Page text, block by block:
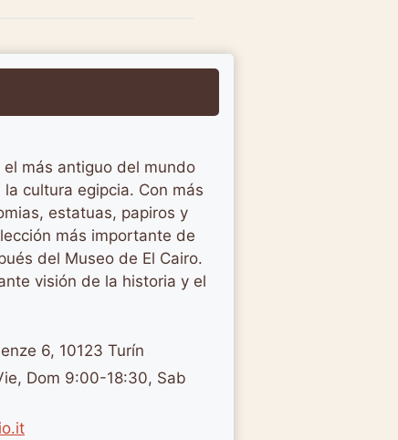
el más antiguo del mundo
cultura egipcia. Con más
estatuas, papiros y
más importante de
del Museo de El Cairo.
visión de la historia y el
6, 10123 Turín
Dom 9:00-18:30, Sab